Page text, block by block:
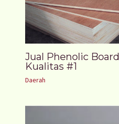
Jual Phenolic
Kualitas #1
Daerah